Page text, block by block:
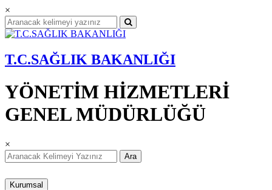
×
T.C.SAĞLIK BAKANLIĞI
YÖNETİM HİZMETLERİ
GENEL MÜDÜRLÜĞÜ
×
Ara
Kurumsal